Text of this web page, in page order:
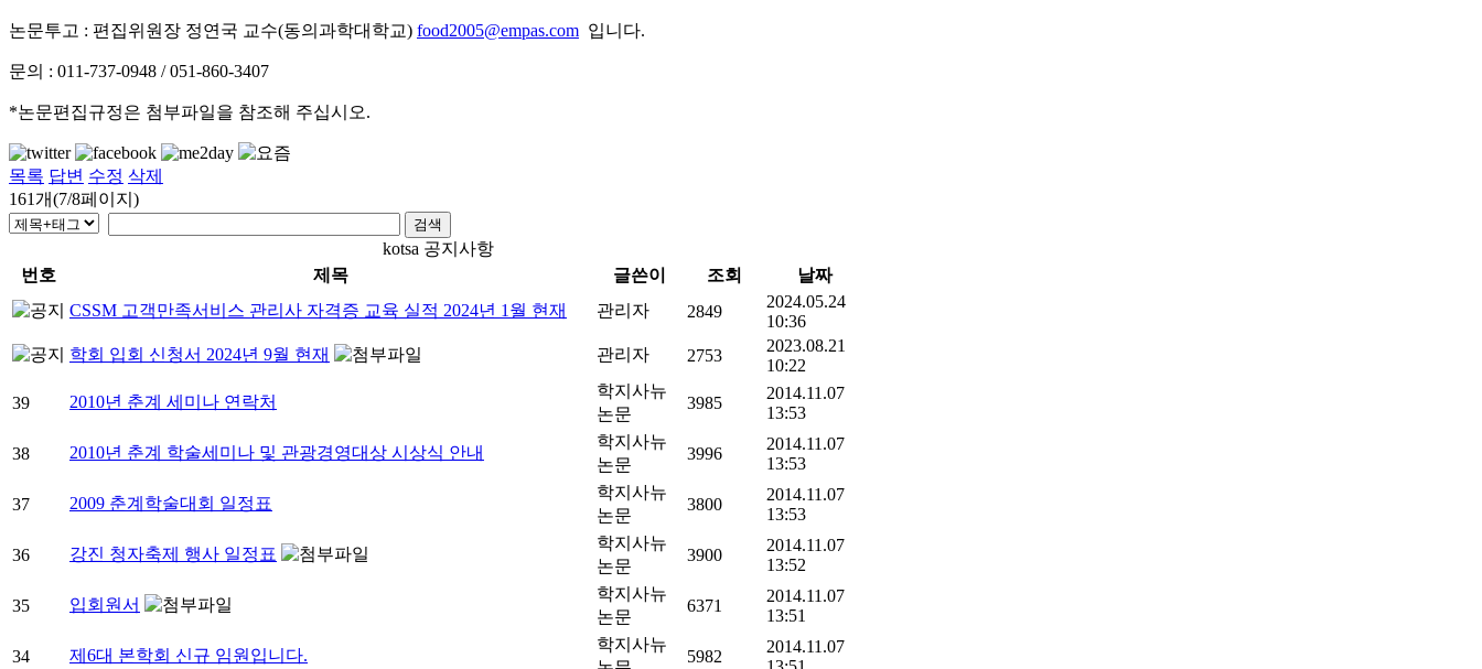
논문투고 : 편집위원장 정연국 교수(동의과학대학교) food2005@empas.com 입니다.
문의 : 011-737-0948 / 051-860-3407
*논문편집규정은 첨부파일을 참조해 주십시오.
목록 답변 수정 삭제
161개(7/8페이지)
kotsa 공지사항
번호
제목 글쓴이 조회
날짜
CSSM 고객만족서비스 관리사 자격증 교육 실적 2024년 1월 현재
관리자 2849
2024.05.24
10:36
학회 입회 신청서 2024년 9월 현재
관리자 2753
2023.08.21
10:22
39
2010년 춘계 세미나 연락처
학지사뉴
논문
3985
2014.11.07
13:53
38 2010년 춘계 학술세미나 및 관광경영대상 시상식 안내
학지사뉴
논문
3996
2014.11.07
13:53
37 2009 춘계학술대회 일정표
학지사뉴
논문
3800
2014.11.07
13:53
36 강진 청자축제 행사 일정표
학지사뉴
논문
3900
2014.11.07
13:52
35 입회원서
학지사뉴
논문
6371
2014.11.07
13:51
34 제6대 본학회 신규 임원입니다.
학지사뉴
5982
2014.11.07